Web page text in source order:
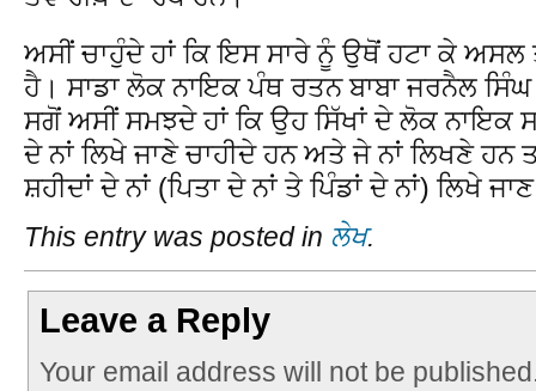
ਅਸੀਂ ਚਾਹੁੰਦੇ ਹਾਂ ਕਿ ਇਸ ਸਾਰੇ ਨੂੰ ਉਥੋਂ ਹਟਾ ਕੇ ਅਸਲ
ਹੈ। ਸਾਡਾ ਲੋਕ ਨਾਇਕ ਪੰਥ ਰਤਨ ਬਾਬਾ ਜਰਨੈਲ
ਸਗੋਂ ਅਸੀਂ ਸਮਝਦੇ ਹਾਂ ਕਿ ਉਹ ਸਿੱਖਾਂ ਦੇ ਲੋਕ ਨਾਇਕ
ਦੇ ਨਾਂ ਲਿਖੇ ਜਾਣੇ ਚਾਹੀਦੇ ਹਨ ਅਤੇ ਜੇ ਨਾਂ ਲਿਖਣੇ ਹਨ
ਸ਼ਹੀਦਾਂ ਦੇ ਨਾਂ (ਪਿਤਾ ਦੇ ਨਾਂ ਤੇ ਪਿੰਡਾਂ ਦੇ ਨਾਂ) ਲਿਖੇ
This entry was posted in ਲੇਖ.
Leave a Reply
Your email address will not be